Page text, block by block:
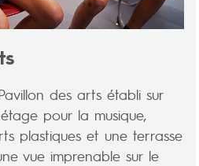
des arts établi sur
pour la musique,
plastiques et une terrasse
vue imprenable sur le